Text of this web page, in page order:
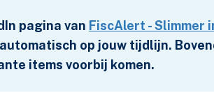
pagina van FiscAlert - Slimmer
op jouw tijdlijn.
items voorbij komen.